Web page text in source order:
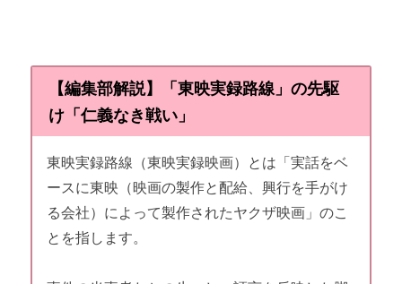
【編集部解説】「東映実録路線」の先駆
け「仁義なき戦い」
東映実録路線（東映実録映画）とは「実話をベ
ースに東映（映画の製作と配給、興行を手がけ
る会社）によって製作されたヤクザ映画」のこ
とを指します。